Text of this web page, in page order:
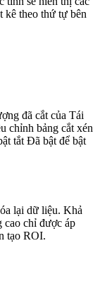
kê theo thứ tự bên
đã cắt của Tái
chỉnh bảng cắt xén
tắt Đã bật để bật
lại dữ liệu. Khả
cao chỉ được áp
tạo ROI.